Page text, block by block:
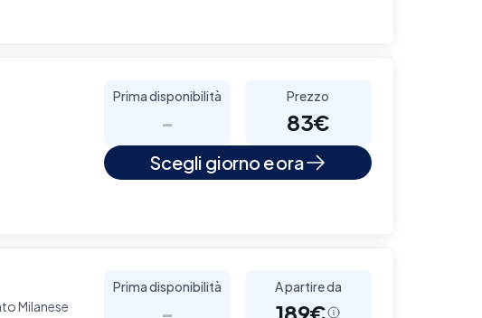
Prima disponibilità
-
Prezzo
83€
Scegli giorno e ora
Milanese
Prima disponibilità
-
A partire da
189€